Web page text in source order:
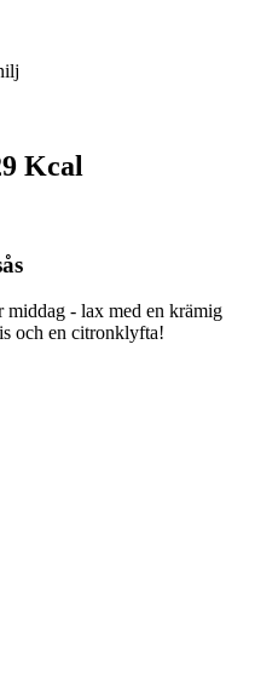
Kcal
- lax med en krämig
och en citronklyfta!